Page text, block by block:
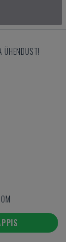
ÜHENDUST!